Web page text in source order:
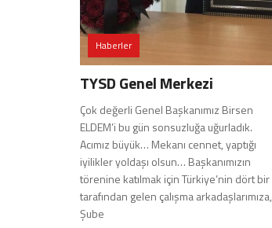
Haberler
TYSD Genel Merkezi
Çok değerli Genel Başkanımız Birsen
ELDEM’i bu gün sonsuzluğa uğurladık.
Acımız büyük… Mekanı cennet, yaptığı
iyilikler yoldaşı olsun… Başkanımızın
törenine katılmak için Türkiye’nin dört bir
tarafından gelen çalışma arkadaşlarımıza,
Şube